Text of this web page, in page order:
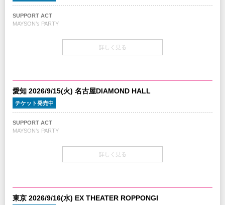
SUPPORT ACT
MAYSON’s PARTY
￥8,000（税込/All Standing/1Drink別）
チケット発売日
7/11(土) 10:00～
チケット先行
クリエイティブマン 3A 会員先行
クリエイティブマン モバイル 会員先行
期間：6/20(土)18:00～6/24(水)18:00
期間：6/27(土)10:00～7/6(月)23:59
詳しく見る
愛知 2026/9/15(火) 名古屋DIAMOND HALL
チケット発売中
SUPPORT ACT
MAYSON’s PARTY
￥8,000（税込/All Standing/1Drink別）
詳しく見る
東京 2026/9/16(水) EX THEATER ROPPONGI